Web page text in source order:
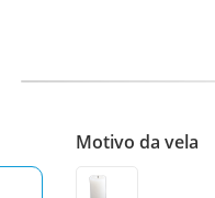
Motivo da vela